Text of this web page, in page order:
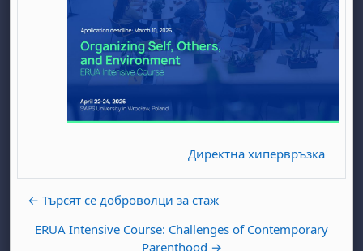
Директна хипервръзка
← Търсят се доброволци за стаж
ERUA Intensive Course: Challenges of Contemporary
Parenthood →